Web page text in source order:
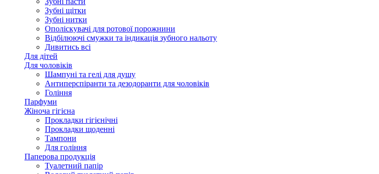
Зубні щітки
Зубні нитки
Ополіскувачі для ротової порожнини
Відбілюючі смужки та індикація зубного нальоту
Дивитись всі
Для дітей
Для чоловіків
Шампуні та гелі для душу
Антиперспіранти та дезодоранти для чоловіків
Гоління
Парфуми
Жіноча гігієна
Прокладки гігієнічні
Прокладки щоденні
Тампони
Для гоління
Паперова продукція
Туалетний папір